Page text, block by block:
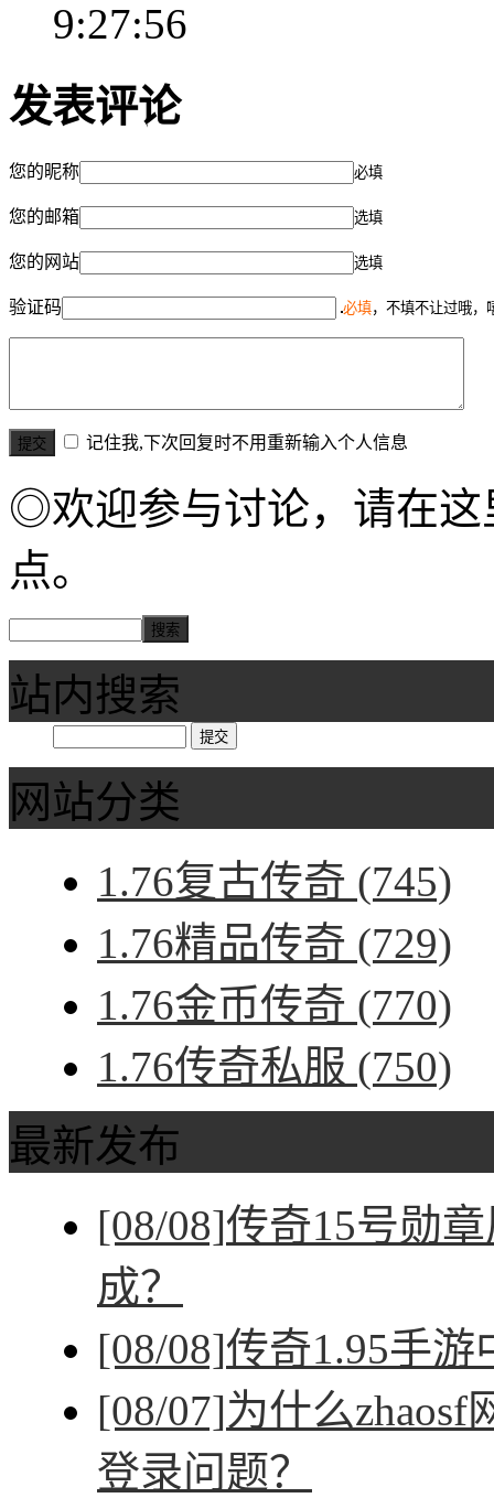
9:27:56
发表评论
您的昵称 必填
您的邮箱 选填
您的网站 选填
验证码 必填，不填不让过哦，
记住我,下次回复时不用重新输入个人信息
◎欢迎参与讨论，请在这
点。
站内搜索
网站分类
1.76复古传奇 (745)
1.76精品传奇 (729)
1.76金币传奇 (770)
1.76传奇私服 (750)
最新发布
[08/08]传奇15号勋
成？
[08/08]传奇1.95手
[08/07]为什么
登录问题？